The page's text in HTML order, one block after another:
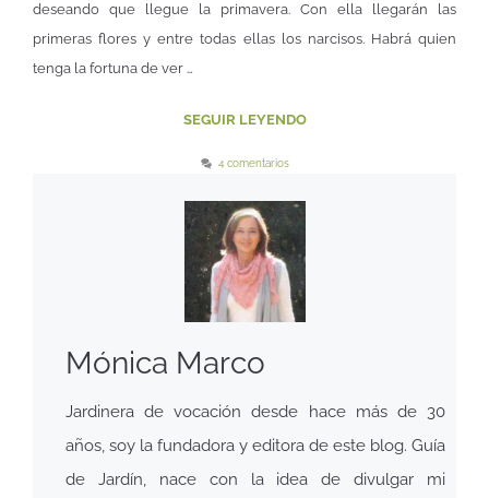
deseando que llegue la primavera. Con ella llegarán las
primeras flores y entre todas ellas los narcisos. Habrá quien
tenga la fortuna de ver …
SEGUIR LEYENDO
4 comentarios
Mónica Marco
Jardinera de vocación desde hace más de 30
años, soy la fundadora y editora de este blog. Guía
de Jardín, nace con la idea de divulgar mi